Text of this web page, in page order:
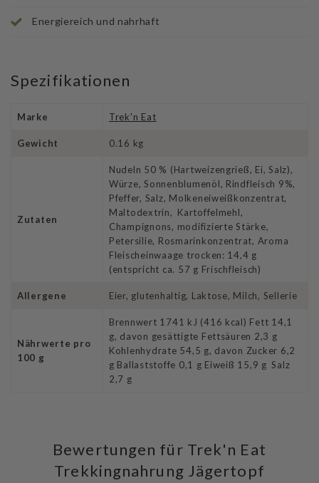
Energiereich und nahrhaft
Spezifikationen
Marke Trek'n Eat
Gewicht 0.16 kg
Zutaten
Nudeln 50 % (Hartweizengrieß, Ei, Salz),
Würze, Sonnenblumenöl, Rindfleisch 9%,
Pfeffer, Salz, Molkeneiweißkonzentrat,
Maltodextrin, Kartoffelmehl,
Champignons, modifizierte Stärke,
Petersilie, Rosmarinkonzentrat, Aroma
Fleischeinwaage trocken: 14,4 g
(entspricht ca. 57 g Frischfleisch)
Allergene Eier, glutenhaltig, Laktose, Milch, Sellerie
Nährwerte pro
100 g
Brennwert 1741 kJ (416 kcal) Fett 14,1
g, davon gesättigte Fettsäuren 2,3 g
Kohlenhydrate 54,5 g, davon Zucker 6,2
g Ballaststoffe 0,1 g Eiweiß 15,9 g Salz
2,7 g
Bewertungen für Trek'n Eat
Trekkingnahrung Jägertopf